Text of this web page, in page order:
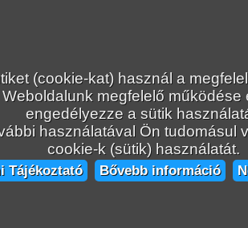
(cookie-kat) használ a
megfelelő működése
engedélyezze a sütik
használatával Ön tudomásul
cookie-k (sütik) használatát.
Tájékoztató Bővebb információ